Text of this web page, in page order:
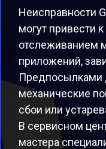
Неисправности
могут привести
отслеживанием
приложений,
Предпосылками
механические
сбои или
В сервисном
мастера